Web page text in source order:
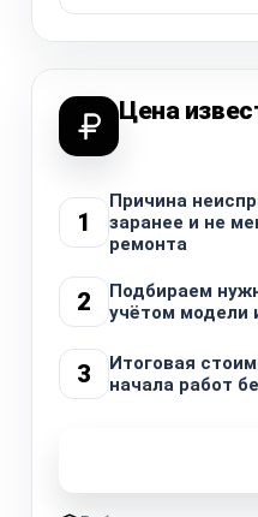
Цена
1
Причина
заранее и не
ремонта
2
Подбираем
учётом модели
3
Итоговая
начала работ